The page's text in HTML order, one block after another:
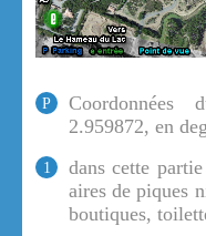
P
2.959872, en
1
dans cette
aires de piques
boutiques,